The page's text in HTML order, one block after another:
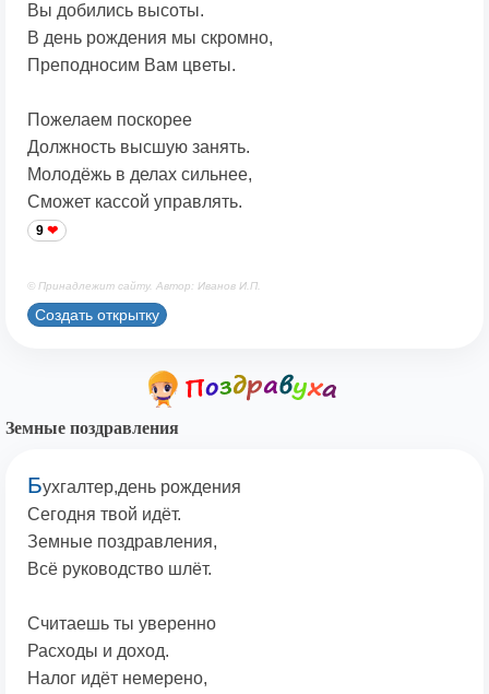
Вы добились высоты.
В день рождения мы скромно,
Преподносим Вам цветы.
Пожелаем поскорее
Должность высшую занять.
Молодёжь в делах сильнее,
Сможет кассой управлять.
9
© Принадлежит сайту. Автор: Иванов И.П.
Создать открытку
Земные поздравления
Бухгалтер,день рождения
Сегодня твой идёт.
Земные поздравления,
Всё руководство шлёт.
Считаешь ты уверенно
Расходы и доход.
Налог идёт немерено,